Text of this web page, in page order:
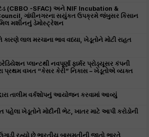
(CBBO -SFAC) અને NIF Incubation &
ગાંધીનગરના સયુંકત ઉપક્રમે જંબુસર કિસાન
મશીનનું ડેમોસ્ટ્રેશન
લાલ મરચાના ભાવ વધ્યા, ખેડૂતોને મોટી રાહત
પ્લાન્ટથી નવપૂર્ણા ફાર્મર પ્રોડ્યૂસર કંપની
પ્રથમ વખત “કેસર કેરી” નિકાસ – ખેડૂતોએ વ્યક્ત
તાલીમ વર્કશોપનું આયોજન કરવામાં આવ્યું
ખેડૂતોને મોદીની ભેટ, ખાતર માટે આપી કરોડોની
રહ્યો છે ભારતીય બાસમતીની જાતો,ભારતે